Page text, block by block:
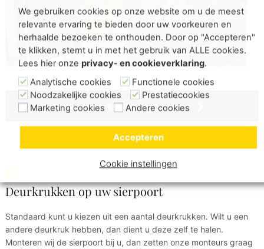
Bekijk meer foto's bij Inspiratie!
Deurkrukken op uw sierpoort
Standaard kunt u kiezen uit een aantal deurkrukken. Wilt u een
andere deurkruk hebben, dan dient u deze zelf te halen.
Monteren wij de sierpoort bij u, dan zetten onze monteurs graag
We gebruiken cookies op onze website om u de meest
relevante ervaring te bieden door uw voorkeuren en
herhaalde bezoeken te onthouden. Door op "Accepteren"
te klikken, stemt u in met het gebruik van ALLE cookies.
Lees hier onze privacy- en cookieverklaring.
Analytische cookies
Functionele cookies
Noodzakelijke cookies
Prestatiecookies
Marketing cookies
Andere cookies
Cookie instellingen
Accepteren